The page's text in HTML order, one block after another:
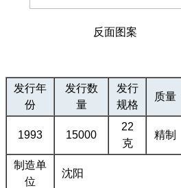
反面图案
发行年
份
发行数
量
发行
规格
质量
1993 15000
22
克
精制
制造单
位
沈阳